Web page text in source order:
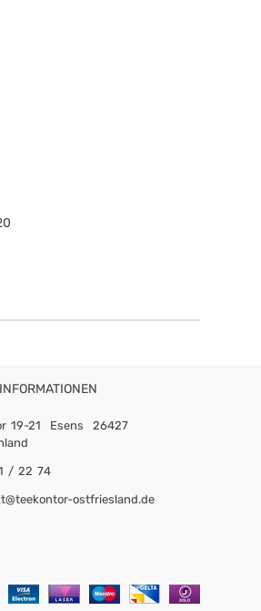
19-21 Esens
26427
/ 22 74
ostfriesland.de